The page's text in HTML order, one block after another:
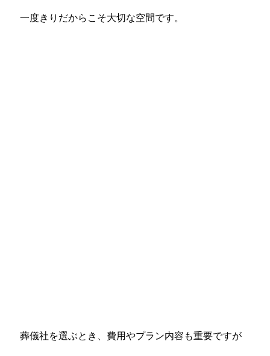
一度きりだからこそ大切な空間です。
葬儀社を選ぶとき、費用やプラン内容も重要ですが